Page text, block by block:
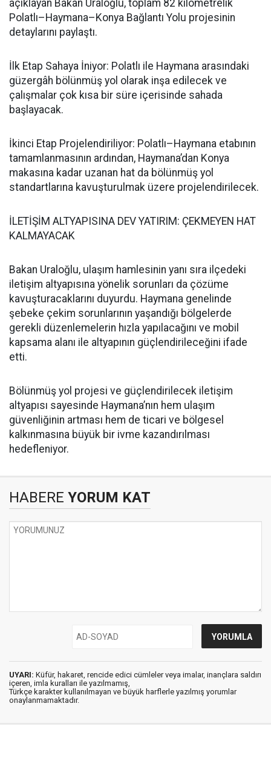
açıklayan Bakan Uraloğlu, toplam 82 kilometrelik
Polatlı–Haymana–Konya Bağlantı Yolu projesinin
detaylarını paylaştı.
İlk Etap Sahaya İniyor: Polatlı ile Haymana arasındaki
güzergâh bölünmüş yol olarak inşa edilecek ve
çalışmalar çok kısa bir süre içerisinde sahada
başlayacak.
İkinci Etap Projelendiriliyor: Polatlı–Haymana etabının
tamamlanmasının ardından, Haymana’dan Konya
makasına kadar uzanan hat da bölünmüş yol
standartlarına kavuşturulmak üzere projelendirilecek.
İLETİŞİM ALTYAPISINA DEV YATIRIM: ÇEKMEYEN HAT
KALMAYACAK
Bakan Uraloğlu, ulaşım hamlesinin yanı sıra ilçedeki
iletişim altyapısına yönelik sorunları da çözüme
kavuşturacaklarını duyurdu. Haymana genelinde
şebeke çekim sorunlarının yaşandığı bölgelerde
gerekli düzenlemelerin hızla yapılacağını ve mobil
kapsama alanı ile altyapının güçlendirileceğini ifade
etti.
Bölünmüş yol projesi ve güçlendirilecek iletişim
altyapısı sayesinde Haymana’nın hem ulaşım
güvenliğinin artması hem de ticari ve bölgesel
kalkınmasına büyük bir ivme kazandırılması
hedefleniyor.
HABERE YORUM KAT
UYARI: Küfür, hakaret, rencide edici cümleler veya imalar, inançlara saldırı
içeren, imla kuralları ile yazılmamış,
Türkçe karakter kullanılmayan ve büyük harflerle yazılmış yorumlar
onaylanmamaktadır.